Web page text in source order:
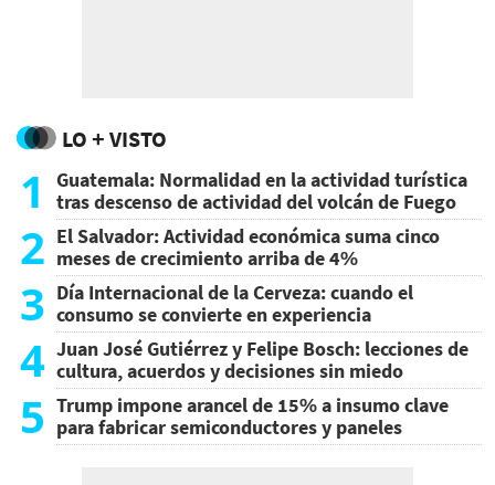
LO + VISTO
1
Guatemala: Normalidad en la actividad turística
tras descenso de actividad del volcán de Fuego
2 El Salvador: Actividad económica suma cinco
meses de crecimiento arriba de 4%
3 Día Internacional de la Cerveza: cuando el
consumo se convierte en experiencia
4 Juan José Gutiérrez y Felipe Bosch: lecciones de
cultura, acuerdos y decisiones sin miedo
5 Trump impone arancel de 15% a insumo clave
para fabricar semiconductores y paneles